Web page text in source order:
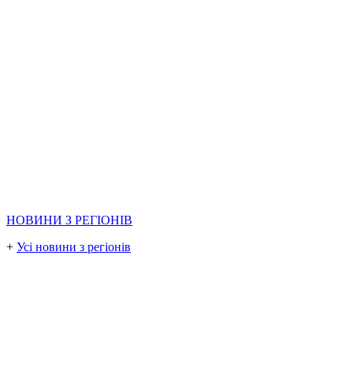
НОВИНИ З РЕГІОНІВ
+ Усі новини з регіонів